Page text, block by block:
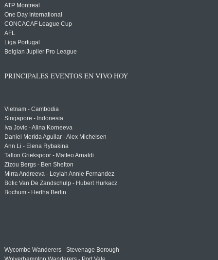
ATP Montreal
One Day International
CONCACAF League Cup
AFL
Liga Portugal
Belgian Jupiler Pro League
PRINCIPALES EVENTOS EN VIVO HOY
Vietnam - Cambodia
Singapore - Indonesia
Iva Jovic - Alina Korneeva
Daniel Merida Aguilar - Alex Michelsen
Ann Li - Elena Rybakina
Tallon Griekspoor - Matteo Arnaldi
Zizou Bergs - Ben Shelton
Mirra Andreeva - Leylah Annie Fernandez
Botic Van De Zandschulp - Hubert Hurkacz
Bochum - Hertha Berlin
Wycombe Wanderers - Stevenage Borough